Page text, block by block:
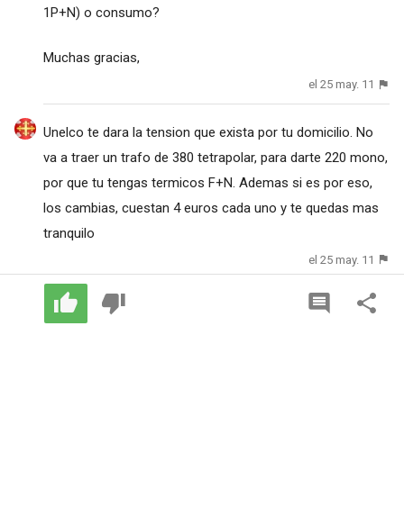
1P+N) o consumo?
Muchas gracias,
el 25 may. 11
Unelco te dara la tension que exista por tu domicilio. No
va a traer un trafo de 380 tetrapolar, para darte 220 mono,
por que tu tengas termicos F+N. Ademas si es por eso,
los cambias, cuestan 4 euros cada uno y te quedas mas
tranquilo
el 25 may. 11